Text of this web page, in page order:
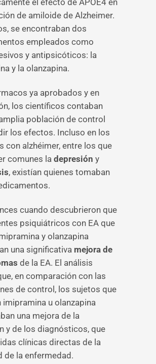
el efecto de APOE4 en
de amiloide de Alzheimer.
se encontraban dos
empleados como
y antipsicóticos: la
y la olanzapina.
ya aprobados y en
los científicos contaban
población de control
los efectos. Incluso en los
con alzhéimer, entre los que
comunes ladepresión y
, existían quienes tomaban
cuando descubrieron que
psiquiátricos con EA que
y olanzapina
una significativa mejora de
de la EA. El análisis
en comparación con las
de control, los sujetos que
imipramina u olanzapina
una mejora de la
y de los diagnósticos, que
clínicas directas de la
de la enfermedad.